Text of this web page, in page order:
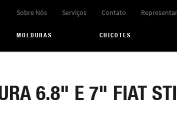
Sobre Nós Serviços Contato
MOLDURAS CHICOTES
6.8" E 7" FIAT